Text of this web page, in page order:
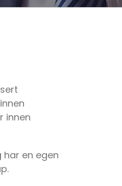
innen
en egen